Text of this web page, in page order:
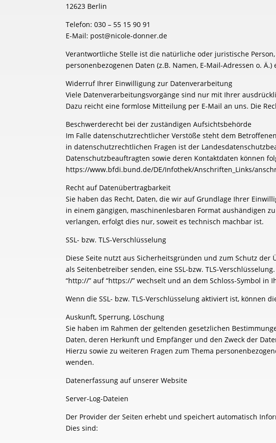
12623 Berlin
Telefon: 030 – 55 15 90 91
E-Mail: post@nicole-donner.de
Verantwortliche Stelle ist die natürliche oder juristische
personenbezogenen Daten (z.B. Namen, E-Mail-Adressen o. Ä.)
Widerruf Ihrer Einwilligung zur Datenverarbeitung
Viele Datenverarbeitungsvorgänge sind nur mit Ihrer
Dazu reicht eine formlose Mitteilung per E-Mail an uns. Die
Beschwerderecht bei der zuständigen Aufsichtsbehörde
Im Falle datenschutzrechtlicher Verstöße steht dem
in datenschutzrechtlichen Fragen ist der
Datenschutzbeauftragten sowie deren Kontaktdaten können
https://www.bfdi.bund.de/DE/Infothek/Anschriften_Links/
Recht auf Datenübertragbarkeit
Sie haben das Recht, Daten, die wir auf Grundlage Ihrer
in einem gängigen, maschinenlesbaren Format aushändigen
verlangen, erfolgt dies nur, soweit es technisch machbar ist.
SSL- bzw. TLS-Verschlüsselung
Diese Seite nutzt aus Sicherheitsgründen und zum Schutz
als Seitenbetreiber senden, eine SSL-bzw. TLS-
“http://” auf “https://” wechselt und an dem Schloss-Symbol in
Wenn die SSL- bzw. TLS-Verschlüsselung aktiviert ist,
Auskunft, Sperrung, Löschung
Sie haben im Rahmen der geltenden gesetzlichen
Daten, deren Herkunft und Empfänger und den Zweck der
Hierzu sowie zu weiteren Fragen zum Thema
wenden.
Datenerfassung auf unserer Website
Server-Log-Dateien
Der Provider der Seiten erhebt und speichert automatisch
Dies sind: